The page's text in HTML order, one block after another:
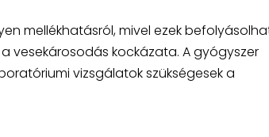
mellékhatásról, mivel ezek
vesekárosodás kockázata. A gyógyszer
vizsgálatok szükségesek a